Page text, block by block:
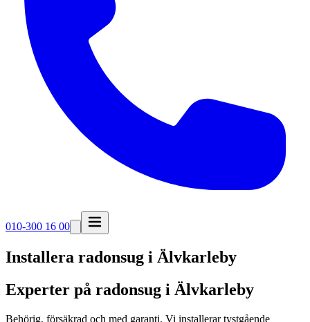
010-300 16 00
Installera radonsug i Älvkarleby
Experter på radonsug i Älvkarleby
Behörig, försäkrad och med garanti. Vi installerar tystgående